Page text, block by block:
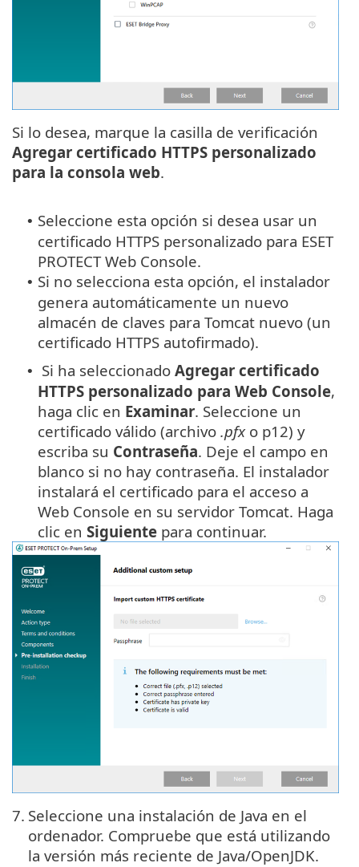
Si lo desea, marque la casilla de verificación
Agregar certificado HTTPS personalizado
para la consola web.
• Seleccione esta opción si desea usar un
certificado HTTPS personalizado para ESET
PROTECT Web Console.
• Si no selecciona esta opción, el instalador
genera automáticamente un nuevo
almacén de claves para Tomcat nuevo (un
certificado HTTPS autofirmado).
• Si ha seleccionado Agregar certificado
HTTPS personalizado para Web Console,
haga clic en Examinar. Seleccione un
certificado válido (archivo .pfxo p12) y
escriba su Contraseña. Deje el campo en
blanco si no hay contraseña. El instalador
instalará el certificado para el acceso a
Web Console en su servidor Tomcat. Haga
clic en Siguiente para continuar.
7. Seleccione una instalación de Java en el
ordenador. Compruebe que está utilizando
la versión más reciente de Java/OpenJDK.